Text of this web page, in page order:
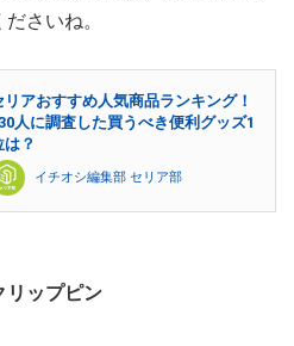
さいね。
リアおすすめ人気商品ランキング！
人に調査した買うべき便利グッズ1
は？
イチオシ編集部 セリア部
リップピン